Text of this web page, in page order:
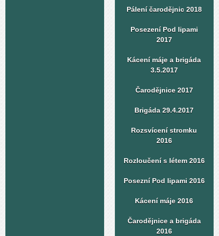
Pálení čarodějnic 2018
Posezení Pod lipami
2017
Kácení máje a brigáda
3.5.2017
Čarodějnice 2017
Brigáda 29.4.2017
Rozsvícení stromku
2016
Rozloučení s létem 2016
Posezní Pod lipami 2016
Kácení máje 2016
Čarodějnice a brigáda
2016